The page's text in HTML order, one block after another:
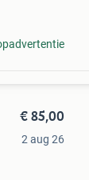
€ 85,00
2 aug 26